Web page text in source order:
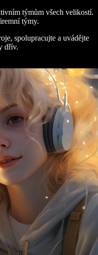
týmům všech velikostí.
týmy.
spolupracujte a uvádějte
dřív.